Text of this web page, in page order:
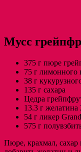
Мусс
375 г пюре
75 г лимонного
38 г
135 г сахара
Цедра
13.3 г желатина
54 г ликер
575 г
Пюре, крахмал, сахар